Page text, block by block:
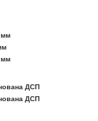
мм
мм
ДСП
ДСП